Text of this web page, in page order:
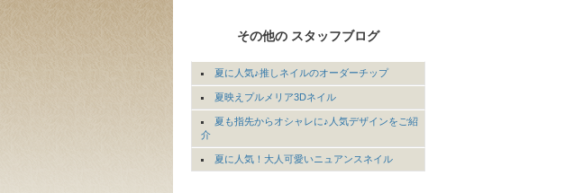
その他の スタッフブログ
夏に人気♪推しネイルのオーダーチップ
夏映えプルメリア3Dネイル
夏も指先からオシャレに♪人気デザインをご紹
介
夏に人気！大人可愛いニュアンスネイル